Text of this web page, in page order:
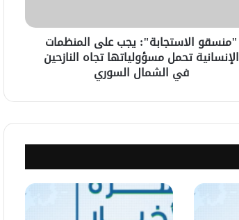
ظهرا || راديو فرش || 19-7-2025 عبر
Radio Fresh
نشرة الأخبار || الثامنة مساءً
نشرة الأخبار – الثامنة مساءً || 26-1-2025
"منسقو الاستجابة": يجب على المنظمات
الإنسانية تحمل مسؤولياتها تجاه النازحين
في الشمال السوري